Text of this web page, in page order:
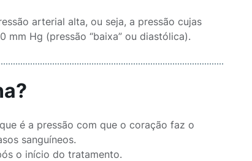
arterial alta, ou seja, a pressão cujas
mm Hg (pressão “baixa” ou diastólica).
é a pressão com que o coração faz o
sanguíneos.
o início do tratamento.